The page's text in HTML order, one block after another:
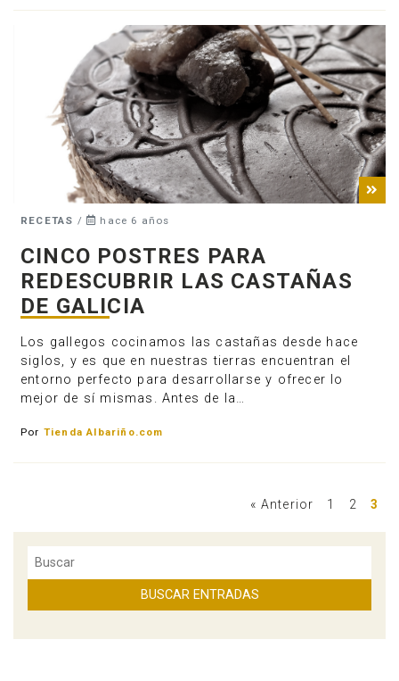
RECETAS / hace 6 años
CINCO POSTRES PARA
REDESCUBRIR LAS CASTAÑAS
DE GALICIA
Los gallegos cocinamos las castañas desde hace
siglos, y es que en nuestras tierras encuentran el
entorno perfecto para desarrollarse y ofrecer lo
mejor de sí mismas. Antes de la…
Por Tienda Albariño.com
« Anterior 1 2 3